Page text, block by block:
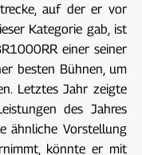
auf der er vor
Kategorie gab, ist
einer seiner
besten Bühnen, um
Letztes Jahr zeigte
des Jahres
ähnliche Vorstellung
könnte er mit